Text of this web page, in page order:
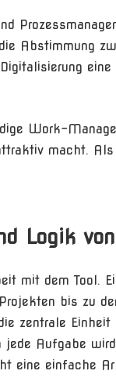
Abstimmung
Work-
macht.
Logik
mit dem Tool.
bis zu
zentrale
Aufgabe
eine einfache